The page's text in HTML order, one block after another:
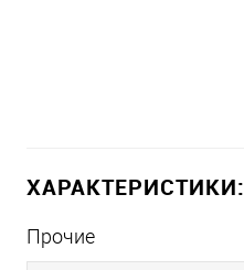
ХАРАКТЕРИСТИКИ:
Прочие